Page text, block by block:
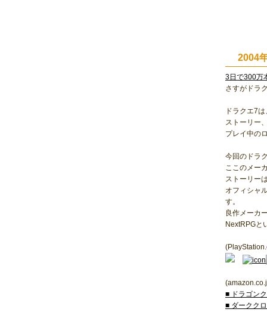
2004
3日で300万
さすがドラ
ドラクエ7
ストーリー
プレイ中の
今回のドラ
ここのメー
ストーリー
オフィシャ
す。
良作メーカ
NextRPGと
■ ドラゴン
■ ダークク